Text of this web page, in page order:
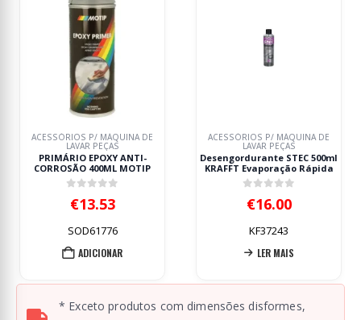
P/ MÁQUINA DE
EPOXY ANTI-
400ML MOTIP
ACESSÓRIOS P/ MÁQUINA DE
Desengordurante STEC 500ml
KRAFFT Evaporação Rápida
LIMPEZA E
CREME
* Exceto produtos com dimensões disformes,